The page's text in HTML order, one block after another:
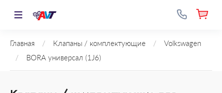
Главная / Клапаны / комплектующие /
Volkswagen
/
BORA универсал (1J6)